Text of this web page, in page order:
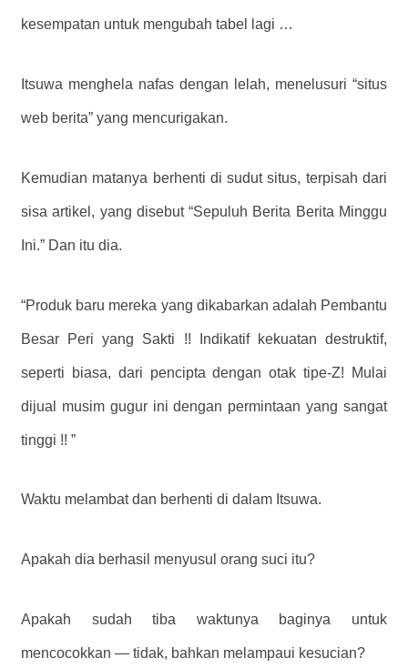
kesempatan untuk mengubah tabel lagi …
Itsuwa menghela nafas dengan lelah, menelusuri “situs
web berita” yang mencurigakan.
Kemudian matanya berhenti di sudut situs, terpisah dari
sisa artikel, yang disebut “Sepuluh Berita Berita Minggu
Ini.” Dan itu dia.
“Produk baru mereka yang dikabarkan adalah Pembantu
Besar Peri yang Sakti !! Indikatif kekuatan destruktif,
seperti biasa, dari pencipta dengan otak tipe-Z! Mulai
dijual musim gugur ini dengan permintaan yang sangat
tinggi !! ”
Waktu melambat dan berhenti di dalam Itsuwa.
Apakah dia berhasil menyusul orang suci itu?
Apakah sudah tiba waktunya baginya untuk
mencocokkan — tidak, bahkan melampaui kesucian?